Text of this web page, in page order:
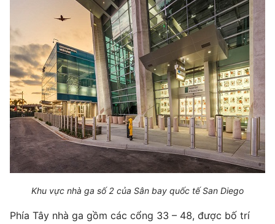
Khu vực nhà ga số 2 của Sân bay quốc tế San Diego
Phía Tây nhà ga gồm các cổng 33 – 48, được bố trí